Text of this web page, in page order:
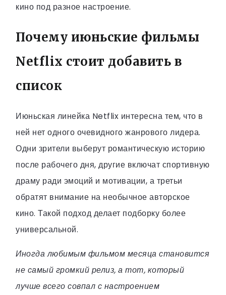
кино под разное настроение.
Почему июньские фильмы
Netflix стоит добавить в
список
Июньская линейка Netflix интересна тем, что в
ней нет одного очевидного жанрового лидера.
Одни зрители выберут романтическую историю
после рабочего дня, другие включат спортивную
драму ради эмоций и мотивации, а третьи
обратят внимание на необычное авторское
кино. Такой подход делает подборку более
универсальной.
Иногда любимым фильмом месяца становится
не самый громкий релиз, а тот, который
лучше всего совпал с настроением